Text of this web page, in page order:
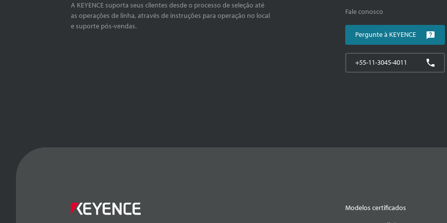
A KEYENCE suporta seus clientes desde o processo de seleção até
as operações de linha, através de instruções para operação no local
e suporte pós-vendas.
Fale conosco
Pergunte à KEYENCE
+55-11-3045-4011
Modelos certificados